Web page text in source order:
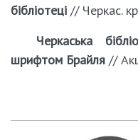
бібліотеці // Черкас.
Черкаська
шрифтом Брайля //